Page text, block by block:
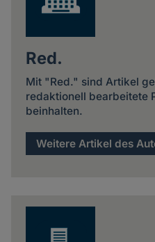
Red.
Mit "Red." sind Artikel
redaktionell bearbeitete
beinhalten.
Weitere Artikel des